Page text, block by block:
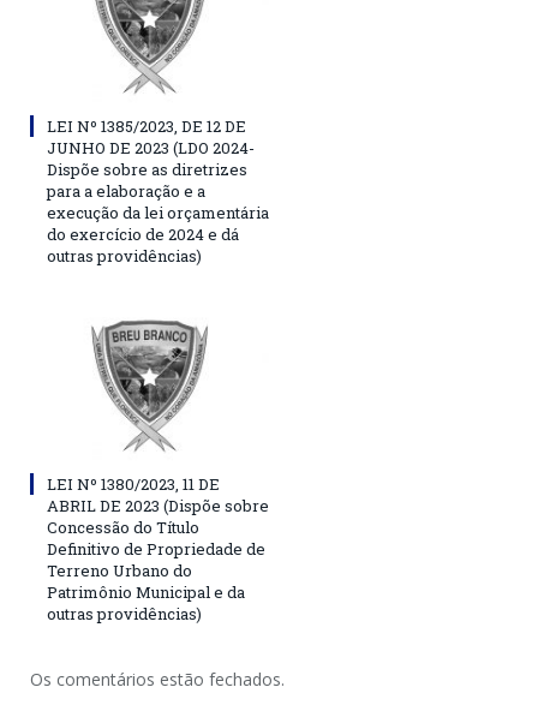
LEI Nº 1385/2023, DE 12 DE
JUNHO DE 2023 (LDO 2024-
Dispõe sobre as diretrizes
para a elaboração e a
execução da lei orçamentária
do exercício de 2024 e dá
outras providências)
LEI Nº 1380/2023, 11 DE
ABRIL DE 2023 (Dispõe sobre
Concessão do Título
Definitivo de Propriedade de
Terreno Urbano do
Patrimônio Municipal e da
outras providências)
Os comentários estão fechados.